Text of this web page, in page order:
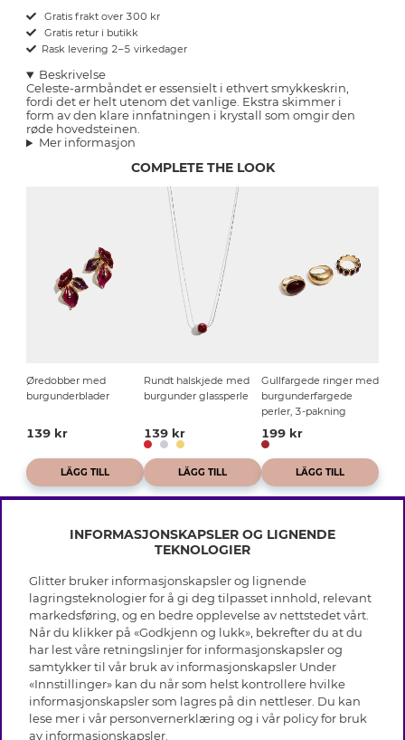
Gratis frakt over 300 kr
Gratis retur i butikk
Rask levering 2–5 virkedager
Beskrivelse
Celeste-armbåndet er essensielt i ethvert smykkeskrin,
fordi det er helt utenom det vanlige. Ekstra skimmer i
form av den klare innfatningen i krystall som omgir den
røde hovedsteinen.
Mer informasjon
COMPLETE THE LOOK
Øredobber med
burgunderblader
139 kr
LÄGG TILL
Rundt halskjede med
burgunder glassperle
139 kr
LÄGG TILL
Gullfargede ringer med
burgunderfargede
perler, 3-pakning
199 kr
LÄGG TILL
INFO
Vilkår
Personvern
Cookies
Medlemsvilkår
Jobb hos Glitter
Tilbakekalling
OM GLITTER
Black Friday
Våre butikker
Varemerker
Selskapets historie
HJELP
Vanlige spørsmål
INFORMASJONSKAPSLER OG LIGNENDE
TEKNOLOGIER
Glitter bruker informasjonskapsler og lignende
lagringsteknologier for å gi deg tilpasset innhold, relevant
markedsføring, og en bedre opplevelse av nettstedet vårt.
Når du klikker på «Godkjenn og lukk», bekrefter du at du
har lest våre retningslinjer for informasjonskapsler og
samtykker til vår bruk av informasjonskapsler Under
«Innstillinger» kan du når som helst kontrollere hvilke
informasjonskapsler som lagres på din nettleser. Du kan
lese mer i vår personvernerklæring og i vår policy for bruk
av informasjonskapsler